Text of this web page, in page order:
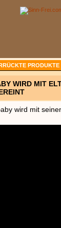
PRODUKTE
WIRD MIT
wird mit